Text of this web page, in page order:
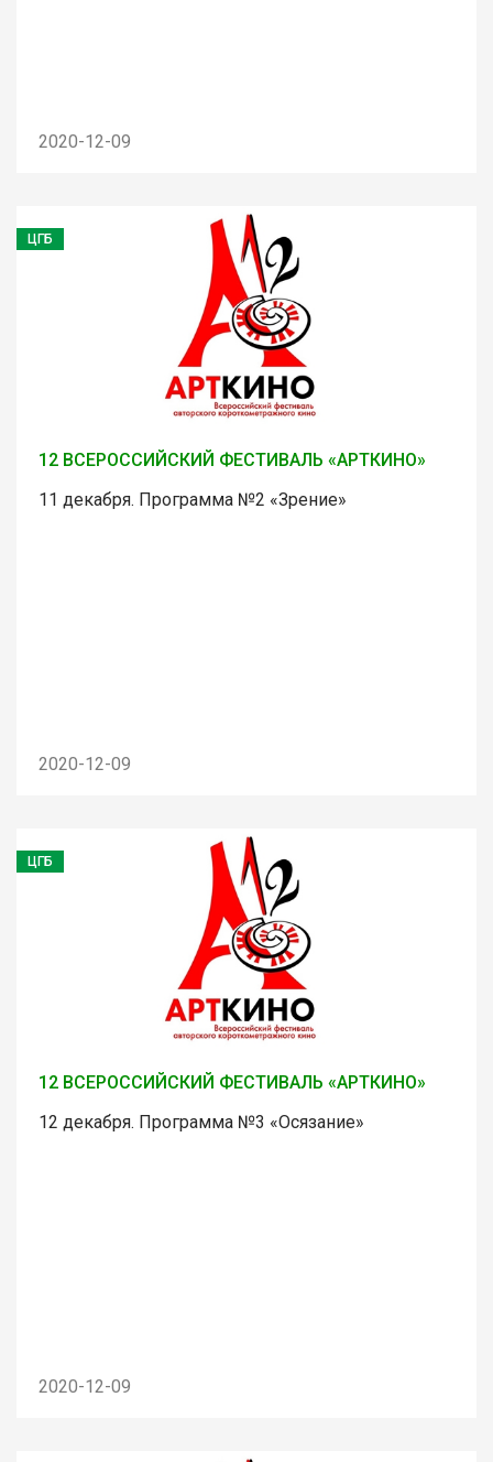
2020-12-09
ЦГБ
12 ВСЕРОССИЙСКИЙ ФЕСТИВАЛЬ «АРТКИНО»
11 декабря. Программа №2 «Зрение»
2020-12-09
ЦГБ
12 ВСЕРОССИЙСКИЙ ФЕСТИВАЛЬ «АРТКИНО»
12 декабря. Программа №3 «Осязание»
2020-12-09